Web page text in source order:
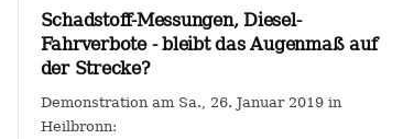
Schadstoff-Messungen, Diesel-
Fahrverbote - bleibt das Augenmaß auf
der Strecke?
Demonstration am Sa., 26. Januar 2019 in
Heilbronn: